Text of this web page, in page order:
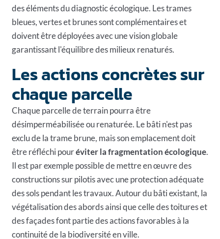
des éléments du diagnostic écologique. Les trames
bleues, vertes et brunes sont complémentaires et
doivent être déployées avec une vision globale
garantissant l'équilibre des milieux renaturés.
Les actions concrètes sur
chaque parcelle
Chaque parcelle de terrain pourra être
désimperméabilisée ou renaturée. Le bâti n'est pas
exclu de la trame brune, mais son emplacement doit
être réfléchi pouréviter la fragmentation écologique.
Il est par exemple possible de mettre en œuvre des
constructions sur pilotis avec une protection adéquate
des sols pendant les travaux. Autour du bâti existant, la
végétalisationdes abords ainsi que celle des toitures et
des façades font partie des actions favorables à la
continuité de la biodiversité en ville.